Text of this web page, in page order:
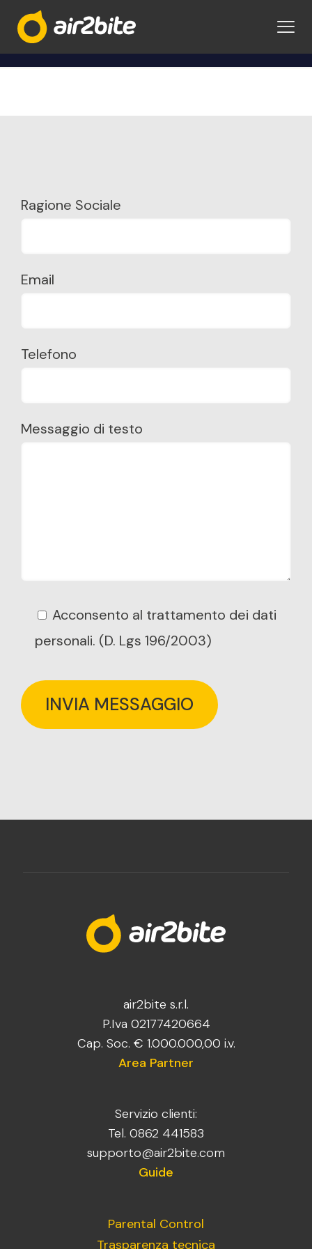
Contattaci
Ragione Sociale
Email
Telefono
Messaggio di testo
Acconsento al trattamento dei dati
personali. (D. Lgs 196/2003)
air2bite s.r.l.
P.Iva 02177420664
Cap. Soc. € 1.000.000,00 i.v.
Area Partner
Servizio clienti:
Tel. 0862 441583
supporto@air2bite.com
Guide
Parental Control
Trasparenza tecnica